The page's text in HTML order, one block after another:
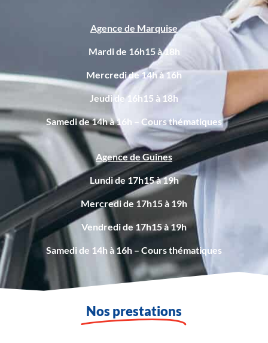
Agence de Marquise
Mardi de 16h15 à 18h
Mercredi de 14h à 16h
Jeudi de 16h15 à 18h
Samedi de 14h à 16h – Cours thématiques
Agence de Guines
Lundi de 17h15 à 19h
Mercredi de 17h15 à 19h
Vendredi de 17h15 à 19h
Samedi de 14h à 16h – Cours thématiques
Nos prestations